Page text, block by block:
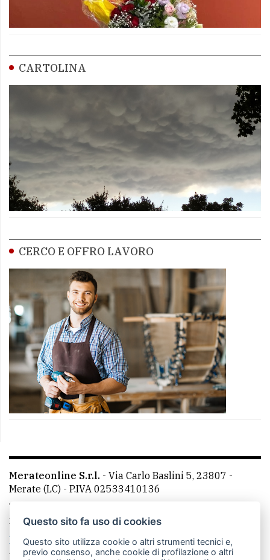
CARTOLINA
CERCO E OFFRO LAVORO
Merateonline S.r.l. - Via Carlo Baslini 5, 23807 -
Merate (LC) - P.IVA 02533410136
Telefono:
mail: redazione@merateonline.it
La redazione
CasateOnline LeccoOnline
RSS
Made by VIP
Questo sito fa uso di cookies
Questo sito utilizza cookie o altri strumenti tecnici e,
previo consenso, anche cookie di profilazione o altri